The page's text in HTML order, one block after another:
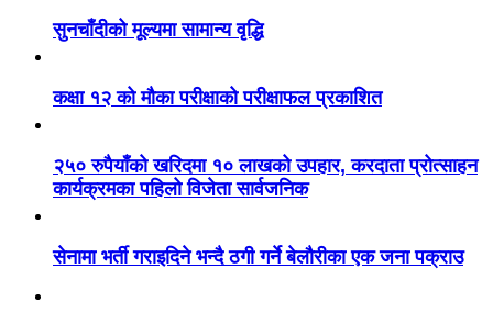
सुनचाँदीको मूल्यमा सामान्य वृद्धि
कक्षा १२ को मौका परीक्षाको परीक्षाफल प्रकाशित
२५० रुपैयाँको खरिदमा १० लाखको उपहार, करदाता प्रोत्साहन
कार्यक्रमका पहिलो विजेता सार्वजनिक
सेनामा भर्ती गराइदिने भन्दै ठगी गर्ने बेलौरीका एक जना पक्राउ